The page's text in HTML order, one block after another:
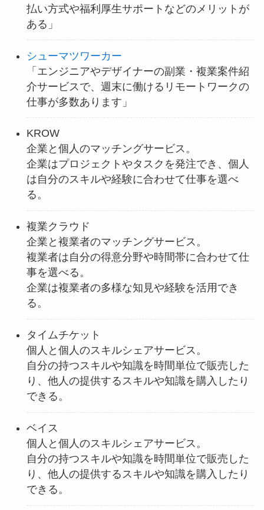
払い方式や福利厚生サポートなどのメリットが
ある」
シューマツワーカー
「エンジニアやデザイナーの副業・複業案件紹
介サービスで、週末に働けるリモートワークの
仕事が多数あります」
KROW
企業と個人のマッチングサービス。
企業はプロジェクトやタスクを発注でき、個人
は自分のスキルや経験に合わせて仕事を選べ
る。
複業クラウド
企業と複業者のマッチングサービス。
複業者は自分の得意分野や時間帯に合わせて仕
事を選べる。
企業は複業者の多様な知見や経験を活用でき
る。
タイムチケット
個人と個人のスキルシェアサービス。
自分の持つスキルや知識を時間単位で販売した
り、他人の提供するスキルや知識を購入したり
できる。
ベイス
個人と個人のスキルシェアサービス。
自分の持つスキルや知識を時間単位で販売した
り、他人の提供するスキルや知識を購入したり
できる。